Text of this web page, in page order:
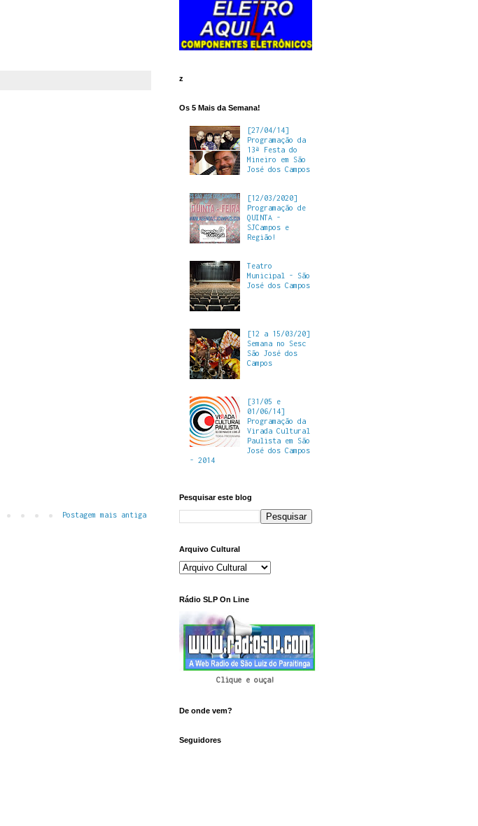
Postagem mais antiga
z
Os 5 Mais da Semana!
[27/04/14]
Programação da
13ª Festa do
Mineiro em São
José dos Campos
[12/03/2020]
Programação de
QUINTA -
SJCampos e
Região!
Teatro
Municipal - São
José dos Campos
[12 a 15/03/20]
Semana no Sesc
São José dos
Campos
[31/05 e
01/06/14]
Programação da
Virada Cultural
Paulista em São
José dos Campos
- 2014
Pesquisar este blog
Arquivo Cultural
Rádio SLP On Line
Clique e ouça!
De onde vem?
Seguidores